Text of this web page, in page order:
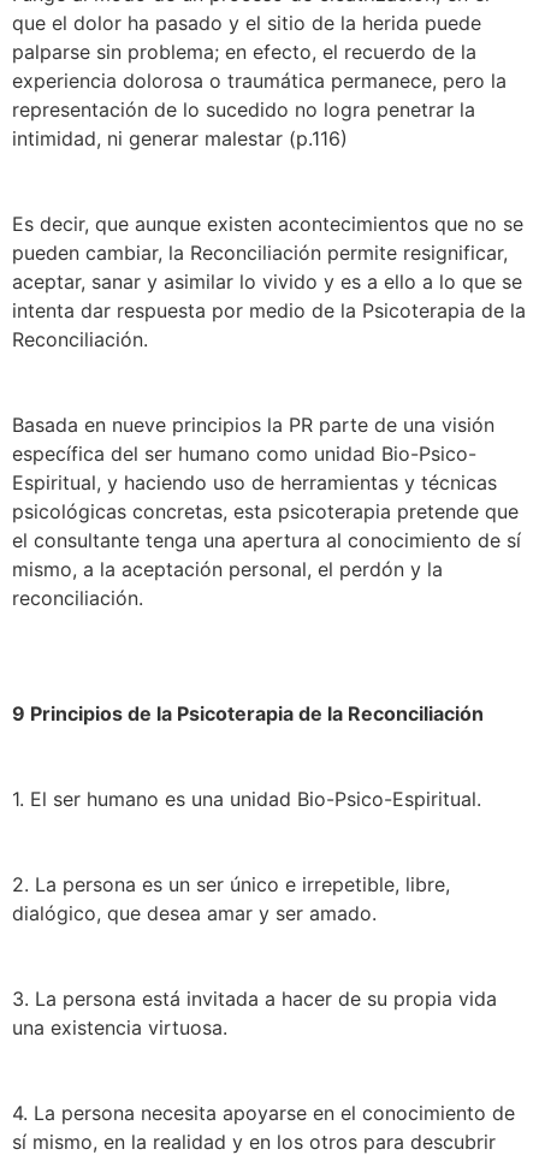
que el dolor ha pasado y el sitio de la herida puede
palparse sin problema; en efecto, el recuerdo de la
experiencia dolorosa o traumática permanece, pero la
representación de lo sucedido no logra penetrar la
intimidad, ni generar malestar (p.116)
Es decir, que aunque existen acontecimientos que no se
pueden cambiar, la Reconciliación permite resignificar,
aceptar, sanar y asimilar lo vivido y es a ello a lo que se
intenta dar respuesta por medio de la Psicoterapia de la
Reconciliación.
Basada en nueve principios la PR parte de una visión
específica del ser humano como unidad Bio-Psico-
Espiritual, y haciendo uso de herramientas y técnicas
psicológicas concretas, esta psicoterapia pretende que
el consultante tenga una apertura al conocimiento de sí
mismo, a la aceptación personal, el perdón y la
reconciliación.
9 Principios de la Psicoterapia de la Reconciliación
1. El ser humano es una unidad Bio-Psico-Espiritual.
2. La persona es un ser único e irrepetible, libre,
dialógico, que desea amar y ser amado.
3. La persona está invitada a hacer de su propia vida
una existencia virtuosa.
4. La persona necesita apoyarse en el conocimiento de
sí mismo, en la realidad y en los otros para descubrir